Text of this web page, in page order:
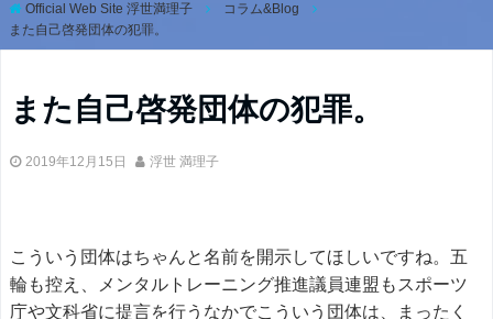
Official Web Site 浮世満理子
コラム&Blog
また自己啓発団体の犯罪。
また自己啓発団体の犯罪。
2019年12月15日 浮世 満理子
こういう団体はちゃんと名前を開示してほしいですね。五
輪も控え、メンタルトレーニング推進議員連盟もスポーツ
庁や文科省に提言を行うなかでこういう団体は、まったく